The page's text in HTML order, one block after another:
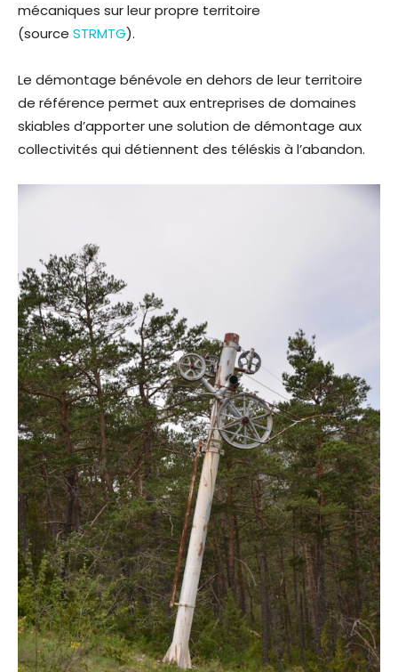
mécaniques sur leur propre territoire
(source STRMTG).
Le démontage bénévole en dehors de leur territoire
de référence permet aux entreprises de domaines
skiables d’apporter une solution de démontage aux
collectivités qui détiennent des téléskis à l’abandon.